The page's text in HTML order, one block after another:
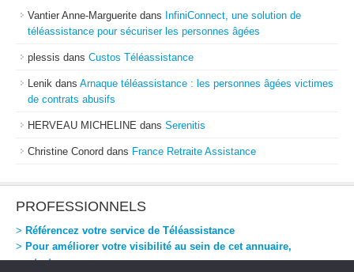
Vantier Anne-Marguerite dans InfiniConnect, une solution de
téléassistance pour sécuriser les personnes âgées
plessis dans Custos Téléassistance
Lenik dans Arnaque téléassistance : les personnes âgées victimes
de contrats abusifs
HERVEAU MICHELINE dans Serenitis
Christine Conord dans France Retraite Assistance
PROFESSIONNELS
> Référencez votre service de Téléassistance
> Pour améliorer votre visibilité au sein de cet annuaire,
contactez-nous